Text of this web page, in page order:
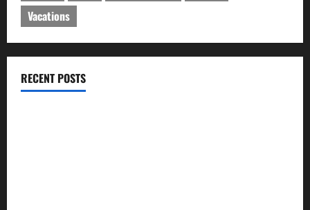
Vacations
RECENT POSTS